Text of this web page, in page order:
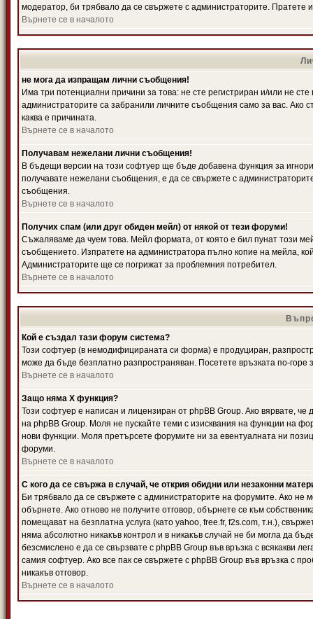
модератор, би трябвало да се свържете с администраторите.
Върнете се в началото
не мога да изпращам лични съобщения!
Има три потенциални причини за това: не сте регистриран и/или не
администраторите са забранили личните съобщения само за вас. Ако
каква е причината.
Върнете се в началото
Получавам нежелани лични съобщения!
В бъдещи версии на този софтуер ще бъде добавена функция за
получавате нежелани съобщения, е да се свържете с
съобщения.
Върнете се в началото
Получих спам (или друг обиден мейл) от някой от тези форуми!
Съжаляваме да чуем това. Мейл формата, от която е бил пунат този
съобщението. Изпратете на администратора пълно копие на мейла,
Администраторите ще се погрижат за проблемния потребител.
Върнете се в началото
Кой е създал тази форум система?
Този софтуер (в немодифицираната си форма) е продуциран,
може да бъде безплатно разпространяван. Посетете връзката по-горе
Върнете се в началото
Защо няма X функция?
Този софтуер е написан и лицензиран от phpBB Group. Ако вярвате,
на phpBB Group. Моля не пускайте теми с изисквания на функции на
нови функции. Моля претърсете форумите ни за евентуалната ни
форуми.
Върнете се в началото
С кого да се свържа в случай, че открия обидни или незаконни
Би трябвало да се свържете с администраторите на форумите. Ако не
обърнете. Ако отново не получите отговор, обърнете се към
помещават на безплатна услуга (като yahoo, free.fr, f2s.com, т.н.),
няма абсолютно никакъв контрол и в никакъв случай не би могла да
безсмислено е да се свързвате с phpBB Group във връзка с всякакви
самия софтуер. Ако все пак се свържете с phpBB Group във връзка с
никакъв отговор.
Върнете се в началото